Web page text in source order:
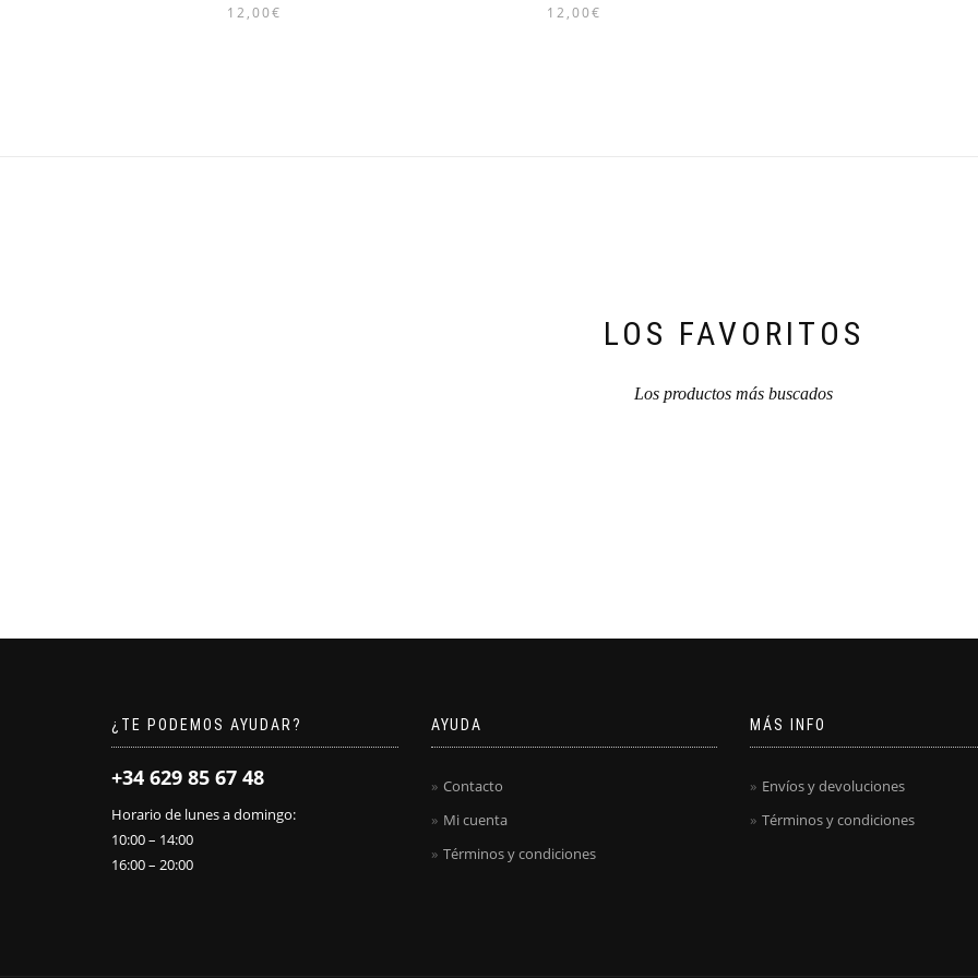
12,00€
12,00€
LOS FAVORITOS
Los productos más buscados
¿TE PODEMOS AYUDAR?
+34 629 85 67 48
Horario de lunes a domingo:
10:00 – 14:00
16:00 – 20:00
AYUDA
Contacto
Mi cuenta
Términos y condiciones
MÁS INFO
Envíos y devoluciones
Términos y condiciones